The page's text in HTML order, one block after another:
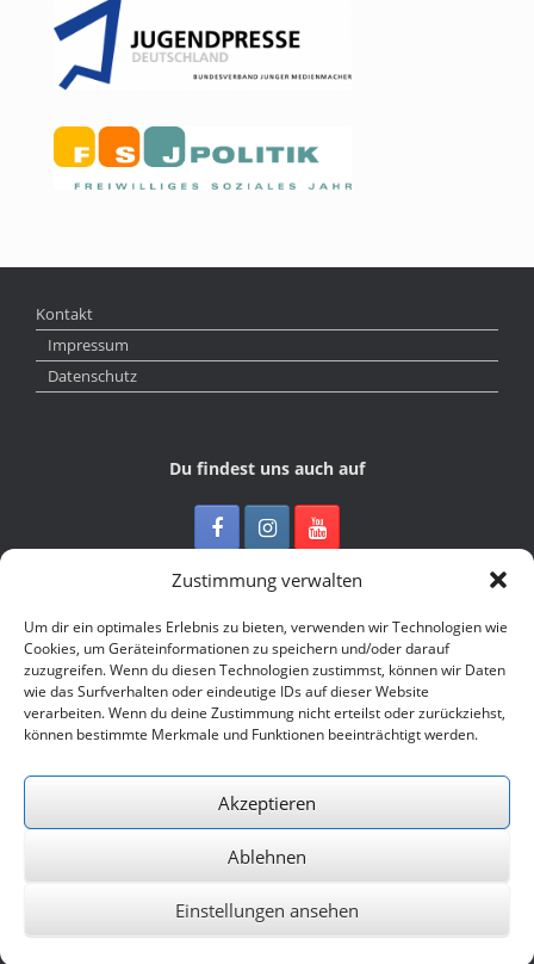
Zustimmung verwalten
Um dir ein optimales Erlebnis zu bieten, verwenden wir Technologien wie
Cookies, um Geräteinformationen zu speichern und/oder darauf
zuzugreifen. Wenn du diesen Technologien zustimmst, können wir Daten
wie das Surfverhalten oder eindeutige IDs auf dieser Website
verarbeiten. Wenn du deine Zustimmung nicht erteilst oder zurückziehst,
können bestimmte Merkmale und Funktionen beeinträchtigt werden.
Akzeptieren
Ablehnen
Einstellungen ansehen
Kontakt
Impressum
Datenschutz
Du findest uns auch auf
Kontakt
Junge Presse Niedersachsen e.V.
Rückertstraße 10
30169 Hannover
© 2026 Junge Presse Niedersachsen e.V.
Ein Theme von SiteOrigin